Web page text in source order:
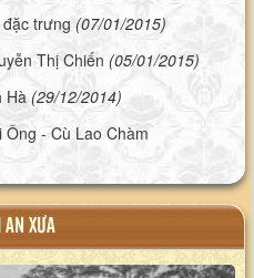
trưng (07/01/2015)
Thị Chiến (05/01/2015)
Hà (29/12/2014)
- Cù Lao Chàm
AN XƯA